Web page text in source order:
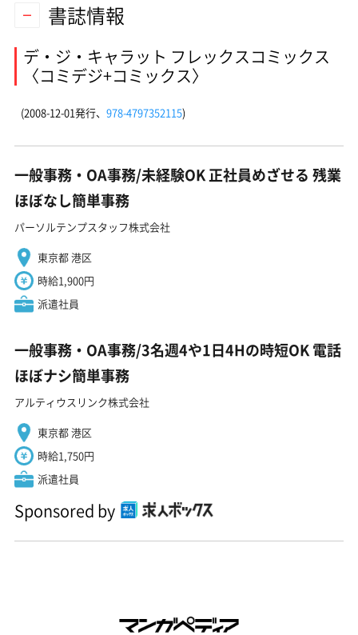
書誌情報
デ・ジ・キャラット フレックスコミックス
〈コミデジ+コミックス〉
(2008-12-01発行、 978-4797352115)
一般事務・OA事務/未経験OK 正社員めざせる 残業
ほぼなし簡単事務
パーソルテンプスタッフ株式会社
東京都 港区
時給1,900円
派遣社員
一般事務・OA事務/3名週4や1日4Hの時短OK 電話
ほぼナシ簡単事務
アルティウスリンク株式会社
東京都 港区
時給1,750円
派遣社員
Sponsored by